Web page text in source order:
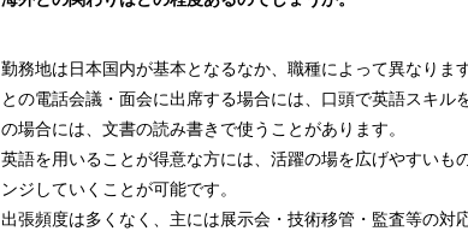
勤務地は日本国内が基本となるなか、職種によって異なりま
との電話会議・面会に出席する場合には、口頭で英語スキル
の場合には、文書の読み書きで使うことがあります。
英語を用いることが得意な方には、活躍の場を広げやすいも
ンジしていくことが可能です。
出張頻度は多くなく、主には展示会・技術移管・監査等の対